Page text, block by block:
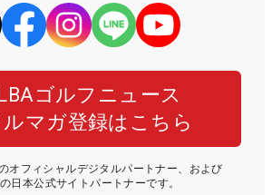
ゴルフニュース
ルマガ登録はこちら
オフィシャルデジタルパートナー、および
日本公式サイトパートナーです。